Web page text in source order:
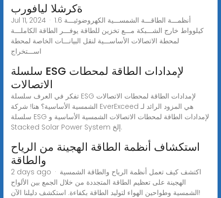
ةكرشلا ليافورب
Jul 11, 2024 · أنظمـــة الطاقـــة الشمســـية الكهروضوئيـــة 1.6
كيلوواط خارج الشـــبكة مـــع تخزين للطاقة يوفـــر الطاقة الكاملـــة
لمحطة الاتصالات الأساســـية لنقل البيانـــات الخاصة لمحطة
اســـتخراج
سلسلة ESG لإمدادات الطاقة لمحطات
الاتصالات
تفكر في العرف سلسلة ESG لإمدادات الطاقة لمحطات الاتصالات
الشمسية الأساسية؟ هنا! شركة EverExceed هي المزود الرائد لـ
سلسلة ESG لإمدادات الطاقة لمحطات الاتصالات الشمسية الأساسية و
Stacked Solar Power System إلخ.
استكشاف أنظمة الطاقة الهجينة من الرياح
والطاقة
2 days ago · اكتشف كيف تعمل أنظمة الرياح والطاقة الشمسية
الهجينة على تعظيم الطاقة المتجددة من خلال الجمع بين الألواح
الشمسية وطواحين الهواء لتوليد الطاقة بكفاءة. استكشف دليلنا الآن!